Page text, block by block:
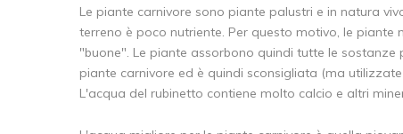
Le piante carnivore sono piante palustri e in natura
terreno è poco nutriente. Per questo motivo, le
"buone". Le piante assorbono quindi tutte le
piante carnivore ed è quindi sconsigliata (ma
L'acqua del rubinetto contiene molto calcio e altri